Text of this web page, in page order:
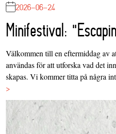
2026-06-24
Minifestival:
Välkommen till en eftermiddag av
användas för att utforska vad det
skapas. Vi kommer titta på några
>